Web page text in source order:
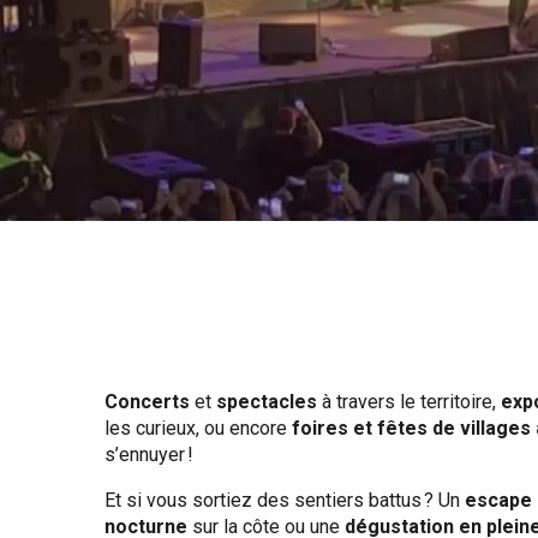
Tout l'agenda
Eté
Quand il pleut
Avec les enfants
Entre amis
Lieux branchés
Meilleurs brunch
Restaurants avec vue
Séjours en bord de
mer
Séjours en train
Concerts et spectacles à travers le territoire,
les curieux, ou encore foires et fêtes de villages
s’ennuyer !
Et si vous sortiez des sentiers battus ? Un escape
nocturne sur la côte ou une dégustation en